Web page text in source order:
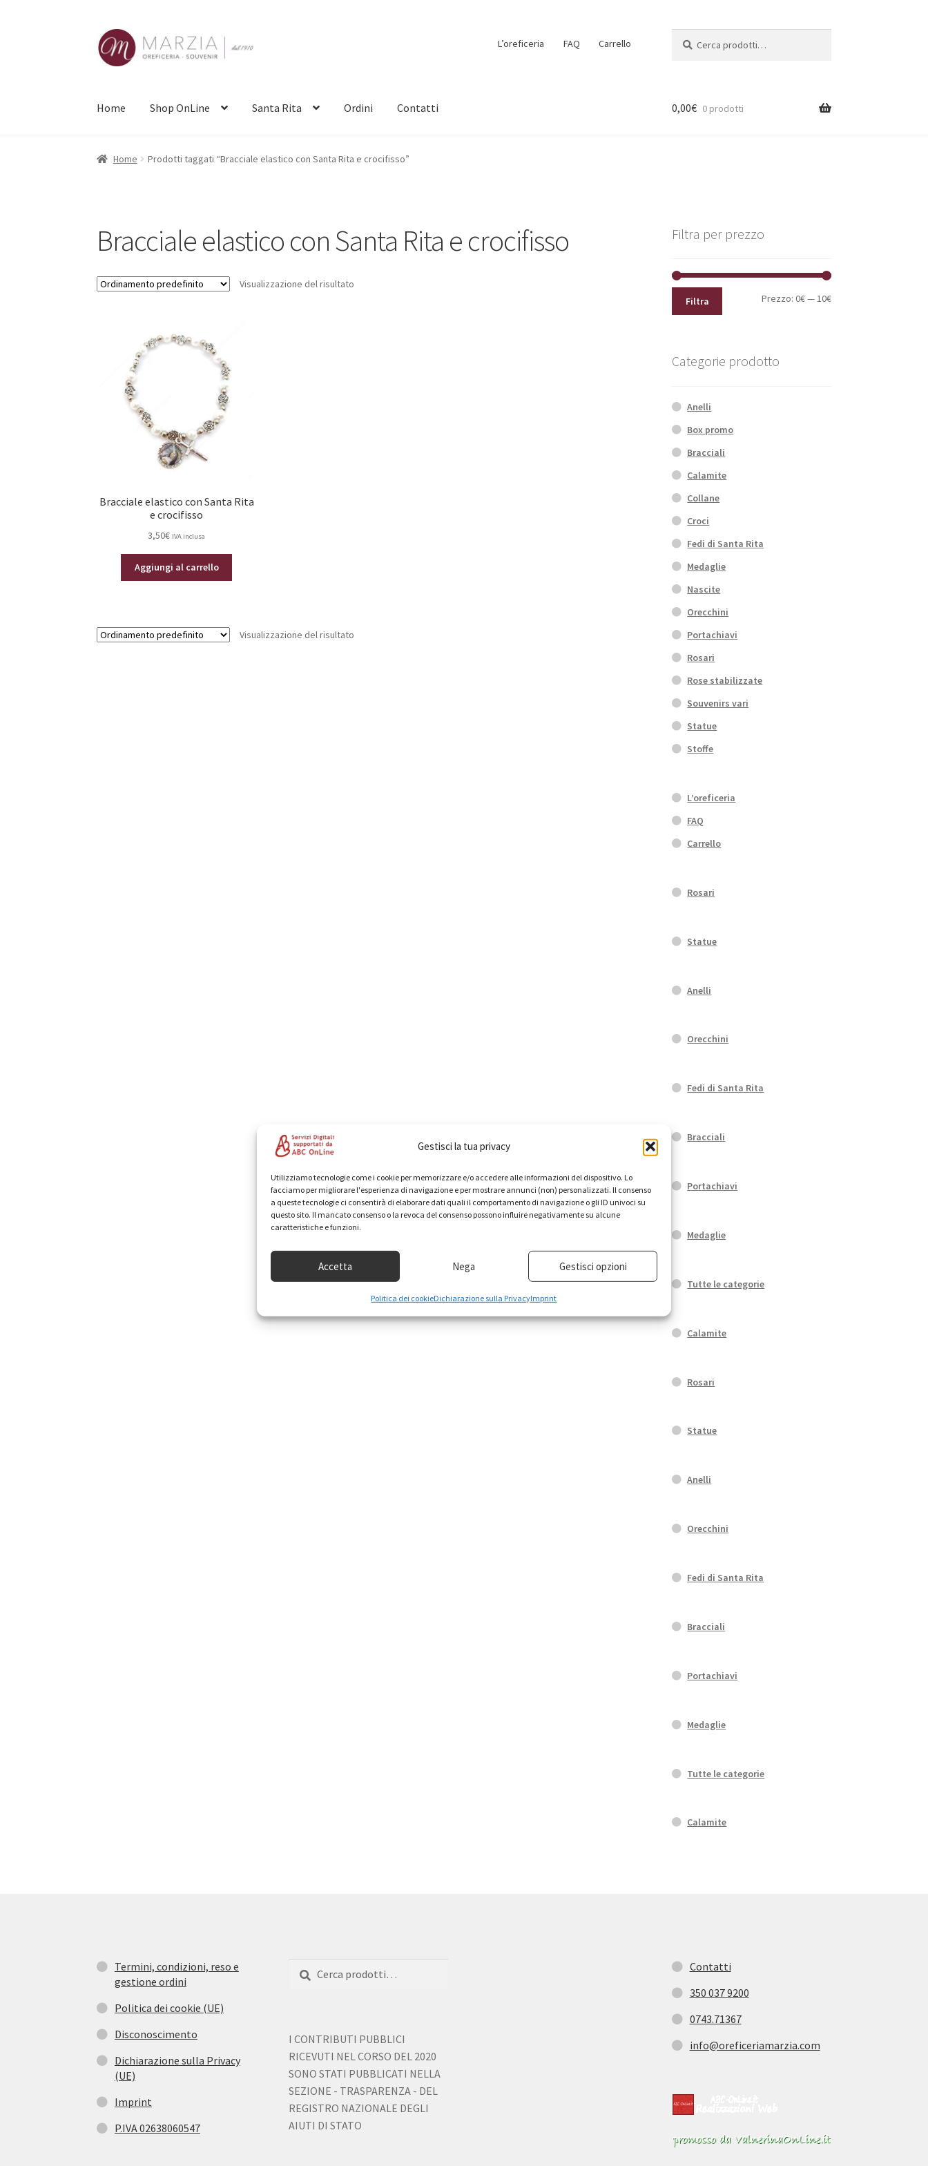
Gestisci la tua privacy
Utilizziamo tecnologie come i cookie per memorizzare e/o accedere alle informazioni del dispositivo. Lo
facciamo per migliorare l'esperienza di navigazione e per mostrare annunci (non) personalizzati. Il consenso
a queste tecnologie ci consentirà di elaborare dati quali il comportamento di navigazione o gli ID univoci su
questo sito. Il mancato consenso o la revoca del consenso possono influire negativamente su alcune
caratteristiche e funzioni.
Accetta Nega Gestisci opzioni
Politica dei cookieDichiarazione sulla PrivacyImprint
Vai
alla
navigazione
Vai
al
contenuto
L’oreficeria FAQ Carrello
Home Shop OnLine Santa Rita Ordini Contatti 0,00€ 0 prodotti
Home Prodotti taggati “Bracciale elastico con Santa Rita e crocifisso”
Bracciale elastico con Santa Rita e crocifisso
Visualizzazione del risultato
Bracciale elastico con Santa Rita
e crocifisso
3,50€ IVA inclusa
Aggiungi al carrello
Visualizzazione del risultato
Filtra per prezzo
Prezzo
Prezzo
Filtra Prezzo: 0€—10€
Categorie prodotto
Anelli
Box promo
Bracciali
Calamite
Collane
Croci
Fedi di Santa Rita
Medaglie
Nascite
Orecchini
Portachiavi
Rosari
Rose stabilizzate
Souvenirs vari
Statue
Stoffe
L’oreficeria
FAQ
Carrello
Rosari
Statue
Anelli
Orecchini
Fedi di Santa Rita
Bracciali
Portachiavi
Medaglie
Tutte le categorie
Calamite
Rosari
Statue
Anelli
Orecchini
Fedi di Santa Rita
Bracciali
Portachiavi
Medaglie
Tutte le categorie
Calamite
Termini, condizioni, reso e
gestione ordini
Politica dei cookie (UE)
Disconoscimento
Dichiarazione sulla Privacy
(UE)
Imprint
P.IVA 02638060547
I CONTRIBUTI PUBBLICI
RICEVUTI NEL CORSO DEL 2020
SONO STATI PUBBLICATI NELLA
SEZIONE - TRASPARENZA - DEL
REGISTRO NAZIONALE DEGLI
AIUTI DI STATO
Contatti
350 037 9200
0743.71367
info@oreficeriamarzia.com